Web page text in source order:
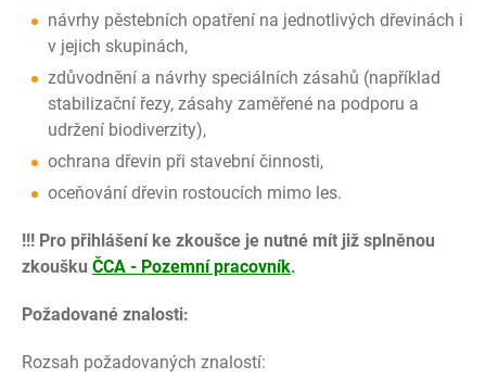
návrhy pěstebních opatření na jednotlivých dřevinách i
v jejich skupinách,
zdůvodnění a návrhy speciálních zásahů (například
stabilizační řezy, zásahy zaměřené na podporu a
udržení biodiverzity),
ochrana dřevin při stavební činnosti,
oceňování dřevin rostoucích mimo les.
!!! Pro přihlášení ke zkoušce je nutné mít již splněnou
zkoušku ČCA - Pozemní pracovník.
Požadované znalosti:
Rozsah požadovaných znalostí: